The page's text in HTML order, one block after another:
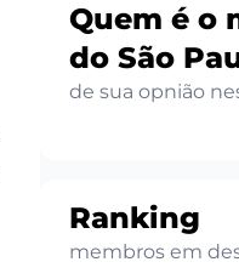
Quem é o
do São
de sua opnião
Ranking
membros em